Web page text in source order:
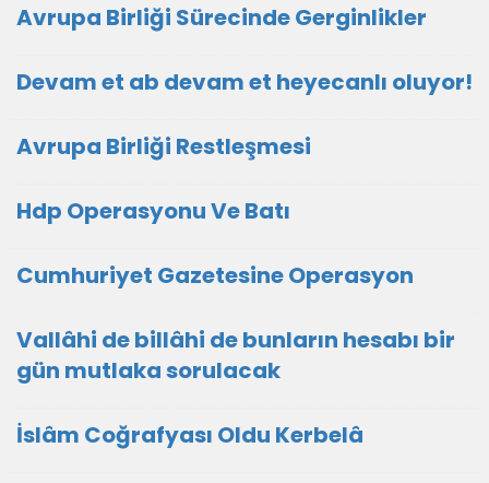
Avrupa Birliği Sürecinde Gerginlikler
Devam et ab devam et heyecanlı oluyor!
Avrupa Birliği Restleşmesi
Hdp Operasyonu Ve Batı
Cumhuriyet Gazetesine Operasyon
Vallâhi de billâhi de bunların hesabı bir
gün mutlaka sorulacak
İslâm Coğrafyası Oldu Kerbelâ